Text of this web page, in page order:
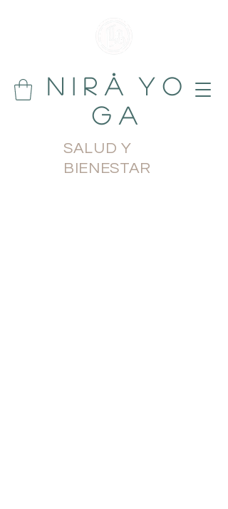
N i r å Y o
g a
SALUD Y
BIENESTAR